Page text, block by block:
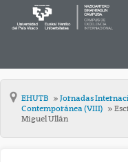
EHUTB
Jornadas
Contemporánea (VIII)
Miguel Ullán